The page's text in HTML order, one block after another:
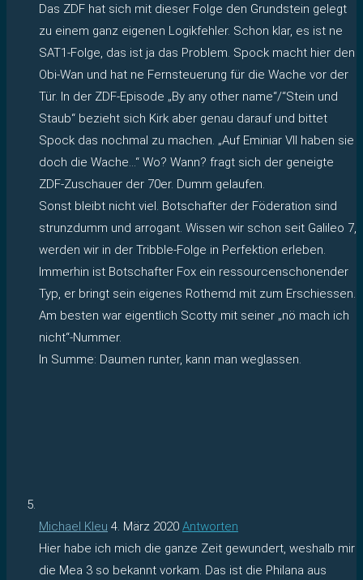
Das ZDF hat sich mit dieser Folge den Grundstein gelegt
zu einem ganz eigenen Logikfehler. Schon klar, es ist ne
SAT1-Folge, das ist ja das Problem. Spock macht hier den
Obi-Wan und hat ne Fernsteuerung für die Wache vor der
Tür. In der ZDF-Episode „By any other name“/“Stein und
Staub“ bezieht sich Kirk aber genau darauf und bittet
Spock das nochmal zu machen. „Auf Eminiar VII haben sie
doch die Wache…“ Wo? Wann? fragt sich der geneigte
ZDF-Zuschauer der 70er. Dumm gelaufen.
Sonst bleibt nicht viel. Botschafter der Föderation sind
strunzdumm und arrogant. Wissen wir schon seit Galileo 7,
werden wir in der Tribble-Folge in Perfektion erleben.
Immerhin ist Botschafter Fox ein ressourcenschonender
Typ, er bringt sein eigenes Rothemd mit zum Erschiessen.
Am besten war eigentlich Scotty mit seiner „nö mach ich
nicht“-Nummer.
In Summe: Daumen runter, kann man weglassen.
Michael Kleu 4. März 2020 Antworten
Hier habe ich mich die ganze Zeit gewundert, weshalb mir
die Mea 3 so bekannt vorkam. Das ist die Philana aus